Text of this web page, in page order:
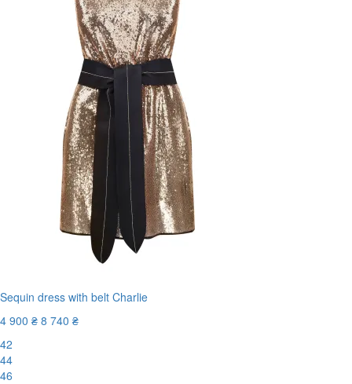
Sequin dress with belt Charlie
4 900 ₴ 8 740 ₴
42
44
46